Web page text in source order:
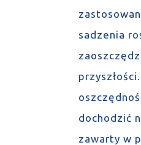
sadzenia
dochodzić
zawarty w